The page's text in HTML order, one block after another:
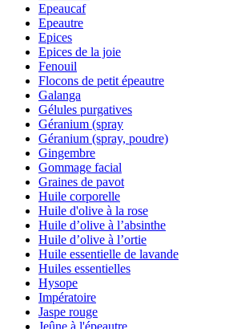
Epeaucaf
Epeautre
Epices
Epices de la joie
Fenouil
Flocons de petit épeautre
Galanga
Gélules purgatives
Géranium (spray
Géranium (spray, poudre)
Gingembre
Gommage facial
Graines de pavot
Huile corporelle
Huile d'olive à la rose
Huile d’olive à l’absinthe
Huile d’olive à l’ortie
Huile essentielle de lavande
Huiles essentielles
Hysope
Impératoire
Jaspe rouge
Jeûne à l'épeautre